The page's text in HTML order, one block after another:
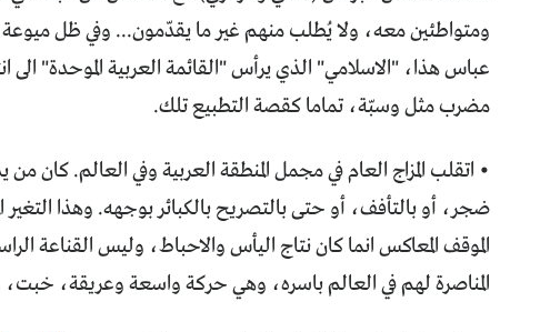
ومتواطئين معه، ولا يُطلب منهم غير ما يقدّمون... وفي ظل ميوعة
عباس هذا، "الاسلامي" الذي يرأس "القائمة العربية الموحدة"
مضرب مثل وسبّة، تماما كقصة التطبيع تلك.
• اتقلب المزاج العام في مجمل المنطقة العربية وفي العالم.
ضجر، أو بالتأفف، أو حتى بالتصريح بالكبائر بوجهه. وهذا
الموقف المعاكس انما كان نتاج اليأس والاحباط، وليس القناعة
المناصرة لهم في العالم باسره، وهي حركة واسعة وعريقة،